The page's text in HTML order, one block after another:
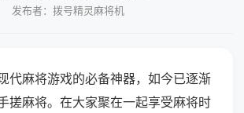
发布者：拨号精灵麻将机
代麻将游戏的必备神器，如今已逐渐
搓麻将。在大家聚在一起享受麻将时